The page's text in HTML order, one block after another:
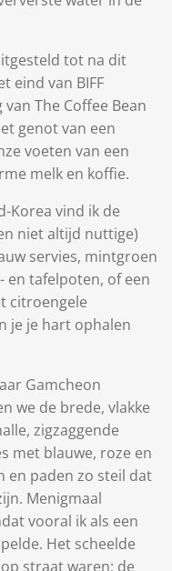
tot na dit
eind van BIFF
The Coffee Bean
genot van een
voeten van een
melk en koffie.
Korea vind ik de
niet altijd nuttige)
servies, mintgroen
en tafelpoten, of een
citroengele
je je hart ophalen
Gamcheon
we de brede, vlakke
zigzaggende
met blauwe, roze en
en paden zo steil dat
Menigmaal
vooral ik als een
Het scheelde
straat waren; de